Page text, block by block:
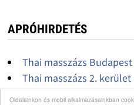
Oldalainkon és mobil alkalmazásainkban
APRÓHIRDETÉS
Thai masszázs
Thai masszázs 2.
HRI-vitalion, érszűkület